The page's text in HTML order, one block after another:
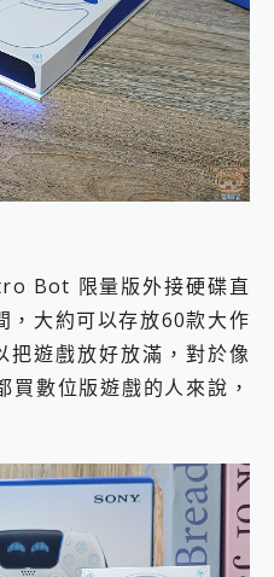
Bot 限量版外接硬碟直
，大約可以存放60款大作
把遊戲放好放滿，對於像
買數位版遊戲的人來說，